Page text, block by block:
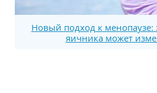
Новый подход к менопаузе:
яичника может